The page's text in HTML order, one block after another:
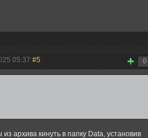
0
05:37 #5
архива кинуть в папку Data, установив